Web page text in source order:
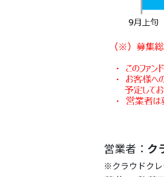
営業者： ク
※クラウドクレ